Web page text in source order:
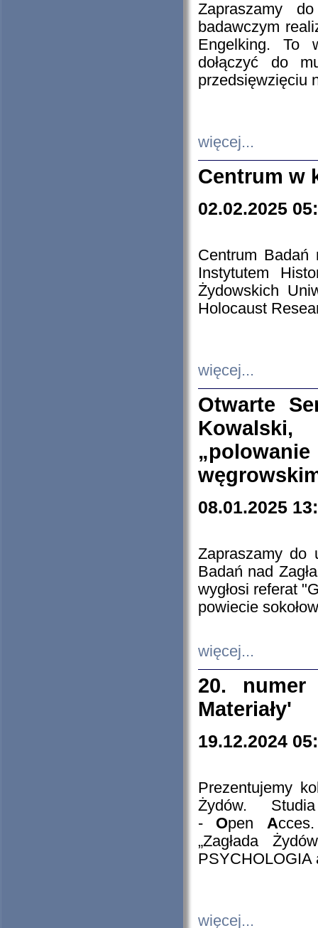
Zapraszamy
badawczym
Engelking. To
dołączyć do
przedsięwzięciu
więcej...
Centrum w
02.02.2025
Centrum Badań
Instytutem
Żydowskich
Holocaust
więcej...
Otwarte
08.01.2025
Zapraszamy do
Badań nad
wygłosi referat
powiecie
więcej...
20. numer
Materiały'
19.12.2024
Prezentujemy
Żydów.
- Open A
„Zagłada
PSYCHOLOGIA
więcej...